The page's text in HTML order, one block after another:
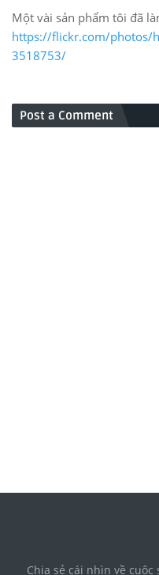
Một vài sản phẩm tôi đã
https://flickr.com/photos/
3518753/
Post a Comment
Chia sẻ cái nhìn về